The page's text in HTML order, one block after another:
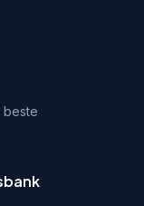
beste